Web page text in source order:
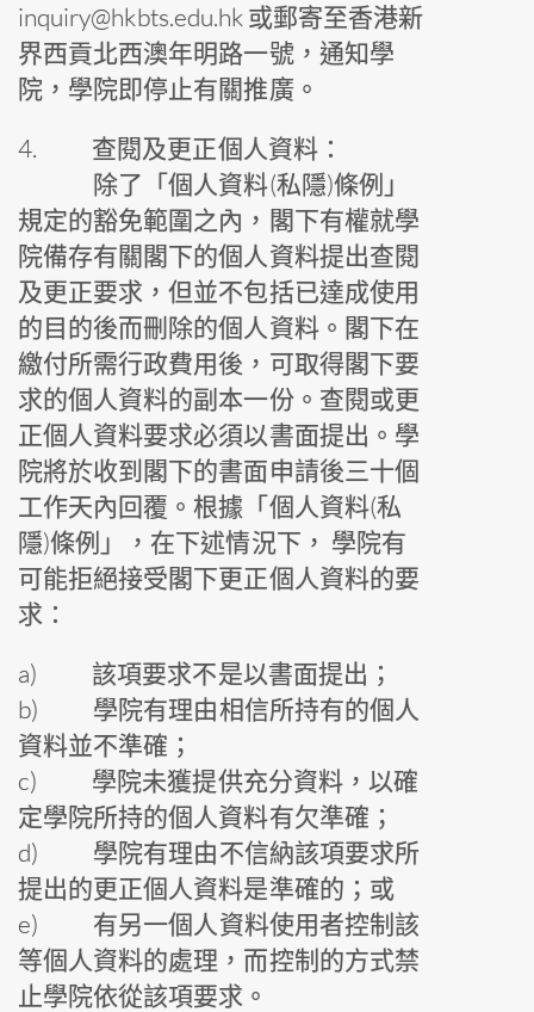
inquiry@hkbts.edu.hk 或郵寄至香港新
界西貢北西澳年明路一號，通知學
院，學院即停止有關推廣。
4. 查閱及更正個人資料：
除了「個人資料(私隱)條例」
規定的豁免範圍之內，閣下有權就學
院備存有關閣下的個人資料提出查閱
及更正要求，但並不包括已達成使用
的目的後而刪除的個人資料。閣下在
繳付所需行政費用後，可取得閣下要
求的個人資料的副本一份。查閱或更
正個人資料要求必須以書面提出。學
院將於收到閣下的書面申請後三十個
工作天內回覆。根據「個人資料(私
隱)條例」，在下述情況下， 學院有
可能拒絕接受閣下更正個人資料的要
求：
a) 該項要求不是以書面提出；
b) 學院有理由相信所持有的個人
資料並不準確；
c) 學院未獲提供充分資料，以確
定學院所持的個人資料有欠準確；
d) 學院有理由不信納該項要求所
提出的更正個人資料是準確的；或
e) 有另一個人資料使用者控制該
等個人資料的處理，而控制的方式禁
止學院依從該項要求。